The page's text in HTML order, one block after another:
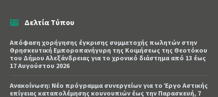
Δελτία Τύπου
Απόφαση χορήγησης έγκρισης συμμετοχής πωλητών στην
Θρησκευτική Εμποροπανήγυρη της Κοιμήσεως της Θεοτόκου
του Δήμου Αλεξάνδρειας για το χρονικό διάστημα από 13 έως
17 Αυγούστου 2026
Ανακοίνωση: Νέο πρόγραμμα συνεργείων για το Έργο Αστικής
επίγειας καταπολέμησης κουνουπιών έως την Παρασκευή, 7